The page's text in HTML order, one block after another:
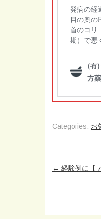
Categories: お
Post
← 経験例に【